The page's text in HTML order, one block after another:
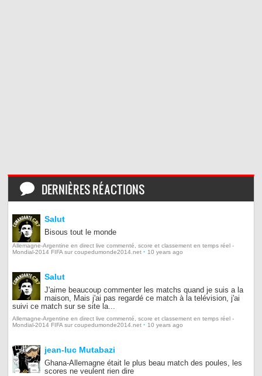
DERNIÈRES RÉACTIONS
Salut
Bisous tout le monde
Allemagne-Argentine en direct live commenté, score et classement en temps réel -
Mondial-2014 FIFA sur coupedumonde2014.net · 10 years ago
Salut
J'aime beaucoup commenter les matchs quand je suis a la
maison, Mais j'ai pas regardé ce match à la telévision, j'ai
suivi ce match sur se site la...
Allemagne-Argentine en direct live commenté, score et classement en temps réel -
Mondial-2014 FIFA sur coupedumonde2014.net · 10 years ago
jean-luc Mutabazi
Ghana-Allemagne était le plus beau match des poules, les
scores ne veulent rien dire